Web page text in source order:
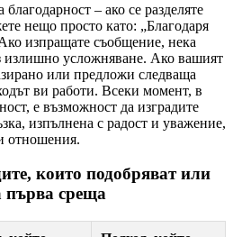
– ако се разделяте
нещо просто като: „Благодаря
изпращате съобщение, нека
излишно усложняване. Ако вашият
или предложи следваща
ви работи. Всеки момент, в
е възможност да изградите
изпълнена с радост и уважение,
отношения.
които подобряват или
първа среща